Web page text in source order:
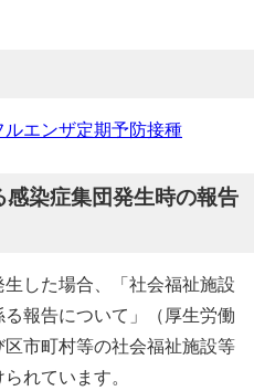
エンザ定期予防接種
染症集団発生時の報告
した場合、「社会福祉施設
報告について」（厚生労働
市町村等の社会福祉施設等
れています。